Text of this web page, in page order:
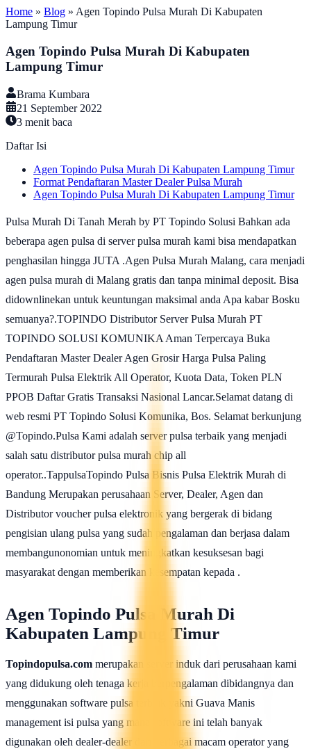
Home » Blog » Agen Topindo Pulsa Murah Di Kabupaten
Lampung Timur
Agen Topindo Pulsa Murah Di Kabupaten
Lampung Timur
Brama Kumbara
21 September 2022
3 menit baca
Daftar Isi
Agen Topindo Pulsa Murah Di Kabupaten Lampung Timur
Format Pendaftaran Master Dealer Pulsa Murah
Agen Topindo Pulsa Murah Di Kabupaten Lampung Timur
Pulsa Murah Di Tanah Merah by PT Topindo Solusi Bahkan ada
beberapa agen pulsa di server pulsa murah kami bisa mendapatkan
penghasilan hingga JUTA .Agen Pulsa Murah Malang, cara menjadi
agen pulsa murah di Malang gratis dan tanpa minimal deposit. Bisa
didownlinekan untuk keuntungan maksimal anda Apa kabar Bosku
semuanya?.TOPINDO Distributor Server Pulsa Murah PT
TOPINDO SOLUSI KOMUNIKA Aman Terpercaya Buka
Pendaftaran Master Dealer Agen Grosir Harga Pulsa Paling
Termurah Pulsa Elektrik All Operator, Kuota Data, Token PLN
PPOB Daftar Gratis Transaksi Nasional Lancar.Selamat datang di
web resmi PT Topindo Solusi Komunika, Bos. Selamat berkunjung
@Topindo.Pulsa Kami adalah server pulsa terbaik yang menjadi
salah satu distributor pulsa murah chip all
operator..TappulsaTopindo Pulsa Bisnis Pulsa Elektrik Murah di
Bandung Merupakan perusahaan Server, Dealer, Agen dan
Distributor voucher pulsa elektronik yang bergerak di bidang
pengisian ulang pulsa yang sudah pengalaman dan berjasa dalam
membangunonomian untuk meningkatkan kesuksesan bagi
masyarakat dengan memberikan kesempatan kepada .
Agen Topindo Pulsa Murah Di
Kabupaten Lampung Timur
Topindopulsa.com merupakan server induk dari perusahaan kami
yang didukung oleh tenaga kerja berpengalaman dibidangnya dan
menggunakan software pulsa terbaik yakni Guava Manis
management isi pulsa yang mana software ini telah banyak
digunakan oleh dealer-dealer dari berbagai macam operator yang